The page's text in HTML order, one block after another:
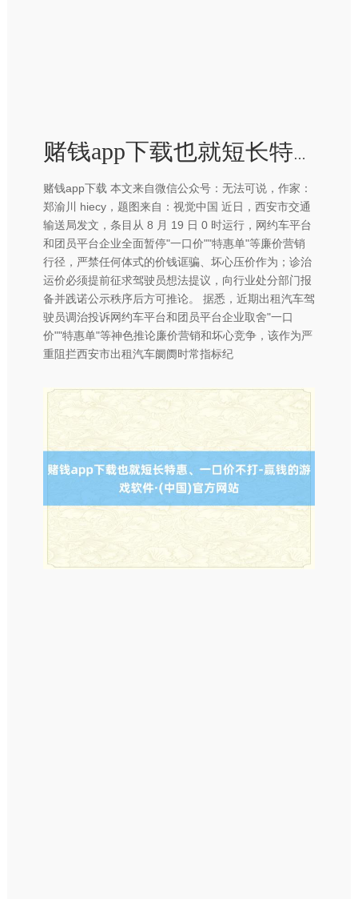
赌钱app下载也就短长特惠、一口价不打-赢钱的游戏软件·(中国)官方网站
赌钱app下载 本文来自微信公众号：无法可说，作家：
郑渝川 hiecy，题图来自：视觉中国 近日，西安市交通
输送局发文，条目从 8 月 19 日 0 时运行，网约车平台
和团员平台企业全面暂停"一口价""特惠单"等廉价营销
行径，严禁任何体式的价钱诓骗、坏心压价作为；诊治
运价必须提前征求驾驶员想法提议，向行业处分部门报
备并践诺公示秩序后方可推论。 据悉，近期出租汽车驾
驶员调治投诉网约车平台和团员平台企业取舍"一口
价""特惠单"等神色推论廉价营销和坏心竞争，该作为严
重阻拦西安市出租汽车阛阓时常指标纪